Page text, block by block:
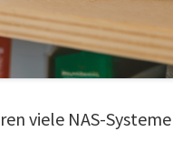
viele NAS-